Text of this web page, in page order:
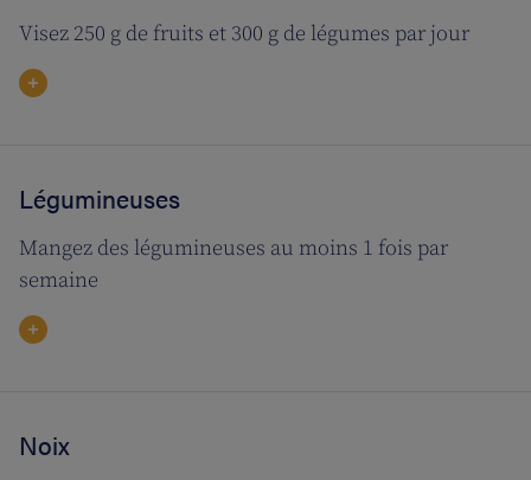
Visez 250 g de fruits et 300 g de légumes par jour
Légumineuses
Mangez des légumineuses au moins 1 fois par
semaine
Noix